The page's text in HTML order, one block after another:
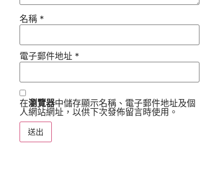
名稱 *
電子郵件地址 *
在瀏覽器中儲存顯示名稱、電子郵件地址及個
人網站網址，以供下次發佈留言時使用。